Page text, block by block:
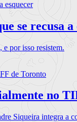
se recusa a
por isso resistem.
no
Siqueira integra a